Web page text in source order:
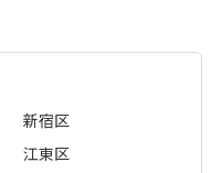
新宿区
江東区